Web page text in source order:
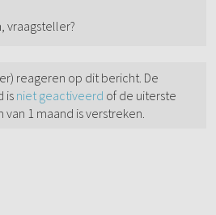
vraagsteller?
reageren op dit bericht. De
is niet geactiveerd of de uiterste
1 maand is verstreken.